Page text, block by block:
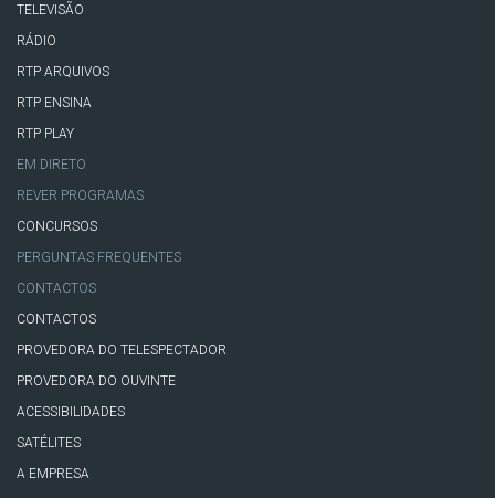
TELEVISÃO
RÁDIO
RTP ARQUIVOS
RTP ENSINA
RTP PLAY
EM DIRETO
REVER PROGRAMAS
CONCURSOS
PERGUNTAS FREQUENTES
CONTACTOS
CONTACTOS
PROVEDORA DO TELESPECTADOR
PROVEDORA DO OUVINTE
ACESSIBILIDADES
SATÉLITES
A EMPRESA